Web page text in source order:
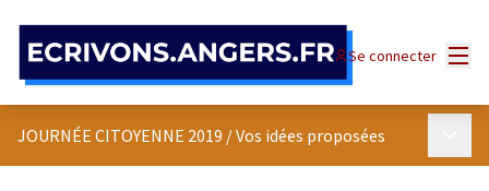
Se connecter
JOURNÉE CITOYENNE 2019 /Vos idées proposées